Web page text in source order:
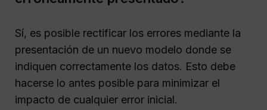
Sí, es posible rectificar los errores mediante la
presentación de un nuevo modelo donde se
indiquen correctamente los datos. Esto debe
hacerse lo antes posible para minimizar el
impacto de cualquier error inicial.